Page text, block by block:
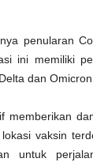
penularan
ini memiliki
dan
memberikan
vaksin
untuk